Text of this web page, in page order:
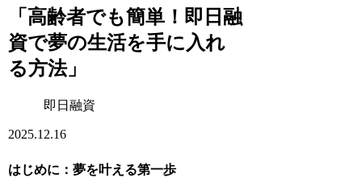
「高齢者でも簡単！即日融
資で夢の生活を手に入れ
る方法」
即日融資
2025.12.16
はじめに：夢を叶える第一歩